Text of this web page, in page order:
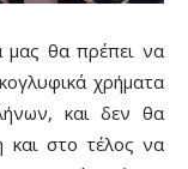
μας θα πρέπει να
χρήματα
και δεν θα
και στο τέλος να